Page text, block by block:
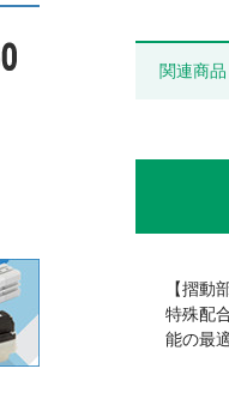
関連商品
【摺動
特殊配
能の最